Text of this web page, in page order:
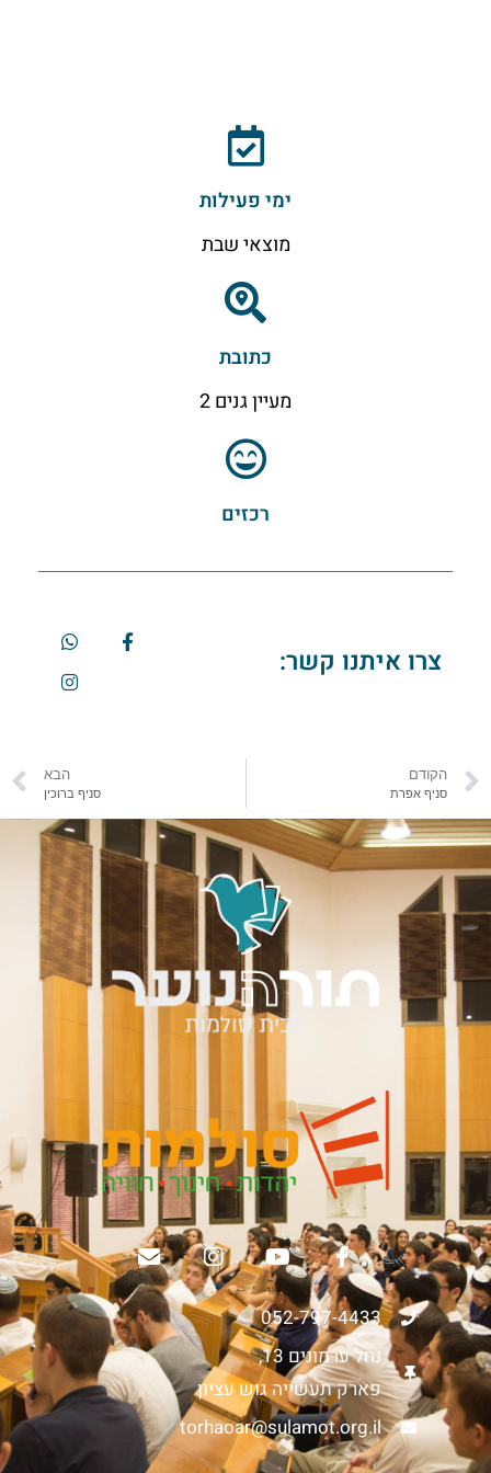
ימי פעילות
מוצאי שבת
כתובת
מעיין גנים 2
רכזים
צרו איתנו קשר:
הקודם
סניף אפרת
הבא
סניף ברוכין
052-797-4433
נחל ערמונים 13,
פארק תעשייה גוש עציון
torhaoar@sulamot.org.il